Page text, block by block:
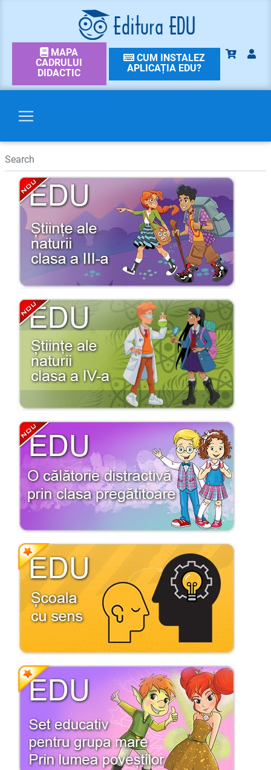
MAPA
CADRULUI
DIDACTIC
CUM INSTALEZ
APLICAȚIA EDU?